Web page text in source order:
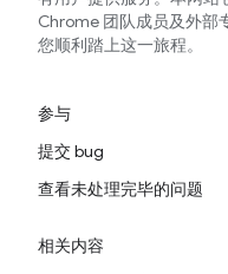
Chrome 团队成员及外部
您顺利踏上这一旅程。
参与
提交 bug
查看未处理完毕的问题
相关内容